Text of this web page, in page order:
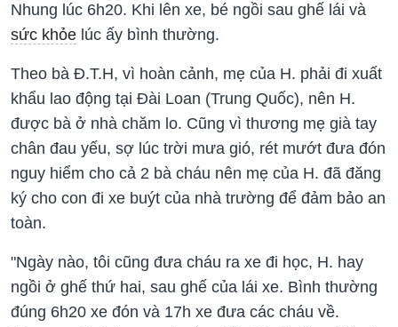
Nhung lúc 6h20. Khi lên xe, bé ngồi sau ghế lái và
sức khỏe lúc ấy bình thường.
Theo bà Đ.T.H, vì hoàn cảnh, mẹ của H. phải đi xuất
khẩu lao động tại Đài Loan (Trung Quốc), nên H.
được bà ở nhà chăm lo. Cũng vì thương mẹ già tay
chân đau yếu, sợ lúc trời mưa gió, rét mướt đưa đón
nguy hiểm cho cả 2 bà cháu nên mẹ của H. đã đăng
ký cho con đi xe buýt của nhà trường để đảm bảo an
toàn.
"Ngày nào, tôi cũng đưa cháu ra xe đi học, H. hay
ngồi ở ghế thứ hai, sau ghế của lái xe. Bình thường
đúng 6h20 xe đón và 17h xe đưa các cháu về.